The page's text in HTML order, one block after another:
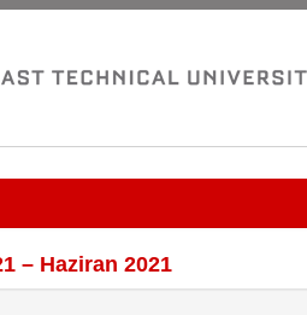
– Haziran 2021